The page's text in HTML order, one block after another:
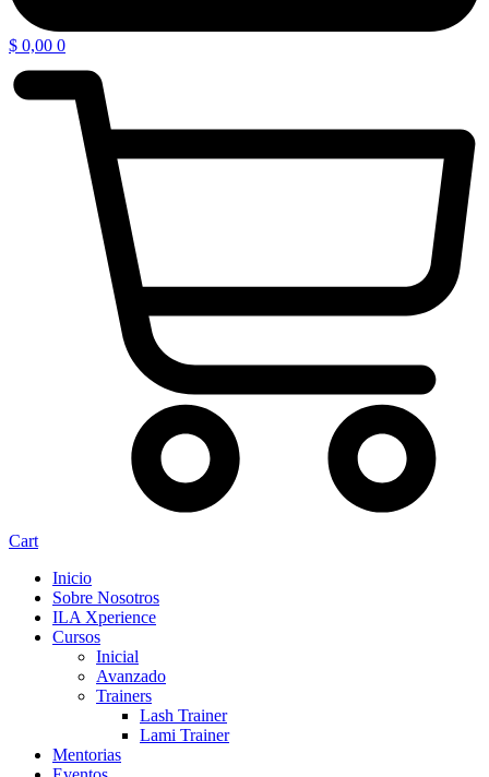
$ 0,00 0
Cart
Inicio
Sobre Nosotros
ILA Xperience
Cursos
Inicial
Avanzado
Trainers
Lash Trainer
Lami Trainer
Mentorias